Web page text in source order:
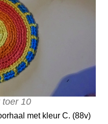
toer 10
met kleur C. (88v)